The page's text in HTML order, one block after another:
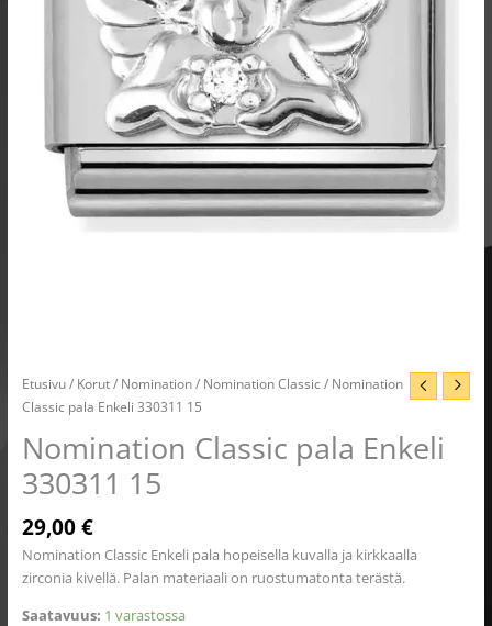
Etusivu/ Korut/ Nomination/ Nomination Classic/ Nomination
Classic pala Enkeli 330311 15
Nomination Classic pala Enkeli
330311 15
29,00€
Nomination Classic Enkeli pala hopeisella kuvalla ja kirkkaalla
zirconia kivellä. Palan materiaali on ruostumatonta terästä.
Saatavuus: 1 varastossa